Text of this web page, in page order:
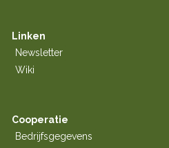
Linken
Newsletter
Wiki
Cooperatie
Bedrijfsgegevens